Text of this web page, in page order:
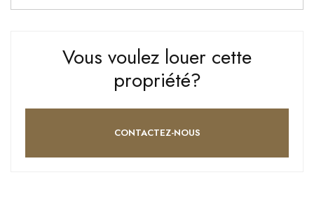
Vous voulez louer cette
propriété?
CONTACTEZ-NOUS